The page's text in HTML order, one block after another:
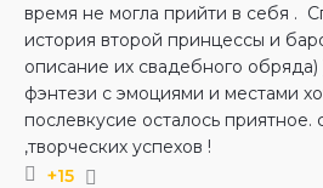
время не могла прийти в себя .
история второй принцессы и
описание их свадебного обряда)
фэнтези с эмоциями и местами
послевкусие осталось
,творческих успехов !
+15